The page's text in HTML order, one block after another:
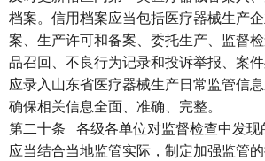
档案。信用档案应当包括医疗器械生产
案、生产许可和备案、委托生产、监督
品召回、不良行为记录和投诉举报、案
应录入山东省医疗器械生产日常监管信
确保相关信息全面、准确、完整。
第二十条 各级各单位对监督检查中发现
应当结合当地监管实际，制定加强监管